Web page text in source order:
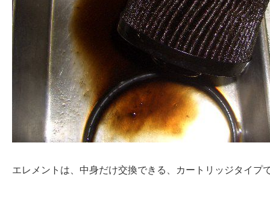
エレメントは、中身だけ交換できる、カートリッジタイプ